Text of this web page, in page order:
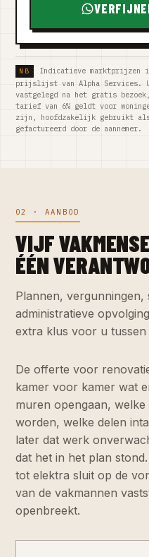
Indicatieve marktprijzen
prijslijst van Alpha Services.
vastgelegd na het gratis
tarief van 6% geldt voor
zijn, hoofdzakelijk gebruikt als
gefactureerd door de aannemer.
02 · AANBOD
VIJF
ÉÉN
Plannen, vergunningen,
administratieve
extra klus voor u
De offerte voor
kamer voor kamer wat
muren opengaan,
worden, welke delen
later dat werk
dat het in het plan
tot elektra sluit op de
van de vakmannen
openbreekt.